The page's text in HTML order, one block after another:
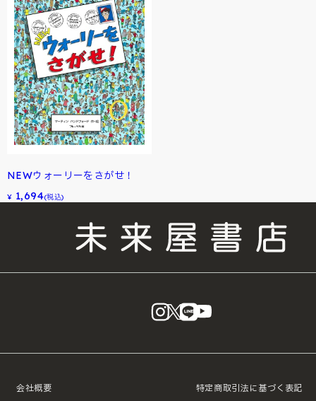
NEWウォーリーをさがせ！
¥ 1,694(税込)
instagram
X LINE
会社概要 特定商取引法に基づく表記